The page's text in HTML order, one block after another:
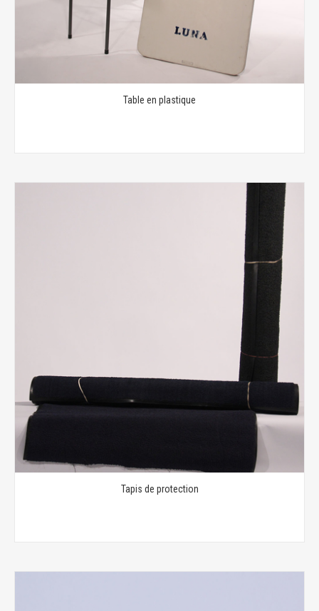
Table en plastique
Tapis de protection